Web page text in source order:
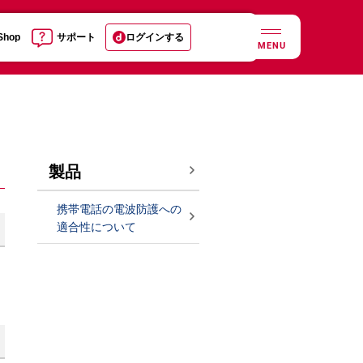
サポート ログインする
MENU
製品
携帯電話の電波防護への
適合性について